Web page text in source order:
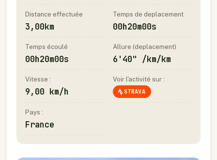
Distance effectuée
3,00km
Temps de deplacement
00h20m00s
Temps écoulé
00h20m00s
Allure (deplacement)
6'40" /km/km
Vitesse :
9,00 km/h
Voir l'activité sur :
STRAVA
Pays :
France